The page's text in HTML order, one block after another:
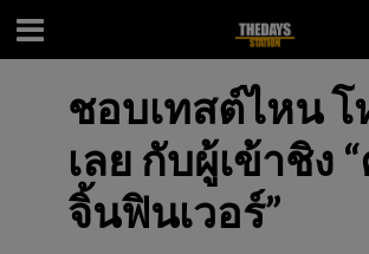
ชอบเทสต์ไหน โ
เลย กับผู้เข้าชิง
จิ้นฟินเวอร์”